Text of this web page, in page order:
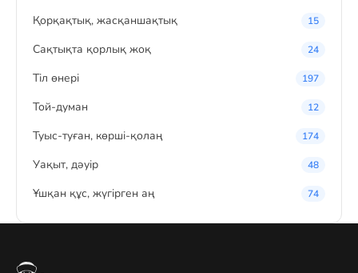
Қорқақтық, жасқаншақтық 15
Сақтықта қорлық жоқ 24
Тіл өнері 197
Той-думан 12
Туыс-туған, көрші-қолаң 174
Уақыт, дәуір 48
Ұшқан құс, жүгірген аң 74